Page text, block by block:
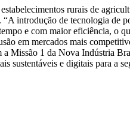
rurais de
“A introdução de tecnologia de
e com maior eficiência, o
em mercados mais
a Missão 1 da Nova Indústria
sustentáveis e digitais para a